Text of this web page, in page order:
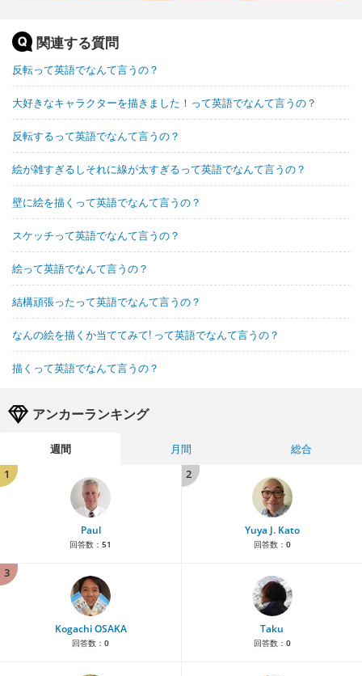
関連する質問
反転って英語でなんて言うの？
大好きなキャラクターを描きました！って英語でなんて言うの？
反転するって英語でなんて言うの？
絵が雑すぎるしそれに線が太すぎるって英語でなんて言うの？
壁に絵を描くって英語でなんて言うの？
スケッチって英語でなんて言うの？
絵って英語でなんて言うの？
結構頑張ったって英語でなんて言うの？
なんの絵を描くか当ててみて! って英語でなんて言うの？
描くって英語でなんて言うの？
アンカーランキング
週間 月間
総合
1
Paul
回答数： 51
2
Yuya J. Kato
回答数： 0
3
Kogachi OSAKA
回答数： 0
Taku
回答数： 0